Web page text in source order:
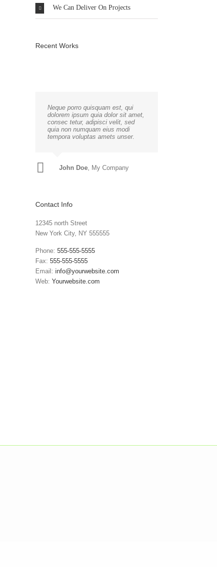
We Can Deliver On Projects
Recent Works
Neque porro quisquam est, qui
dolorem ipsum quia dolor sit amet,
consec tetur, adipisci velit, sed
quia non numquam eius modi
tempora voluptas amets unser.
John Doe My Company
Luke Beck Theme Fusion
Contact Info
12345 north Street
New York City, NY 555555
Phone: 555-555-5555
Fax: 555-555-5555
Email: info@yourwebsite.com
Web: Yourwebsite.com